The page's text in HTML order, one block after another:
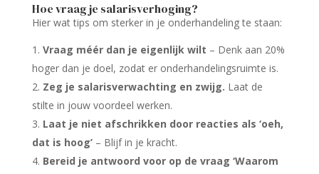
Hoe vraag je salarisverhoging?
Hier wat tips om sterker in je onderhandeling te staan:
Vraag méér dan je eigenlijk wilt – Denk aan 20%
hoger dan je doel, zodat er onderhandelingsruimte is.
Zeg je salarisverwachting en zwijg. Laat de
stilte in jouw voordeel werken.
Laat je niet afschrikken door reacties als ‘oeh,
dat is hoog’– Blijf in je kracht.
Bereid je antwoord voor op de vraag ‘Waarom